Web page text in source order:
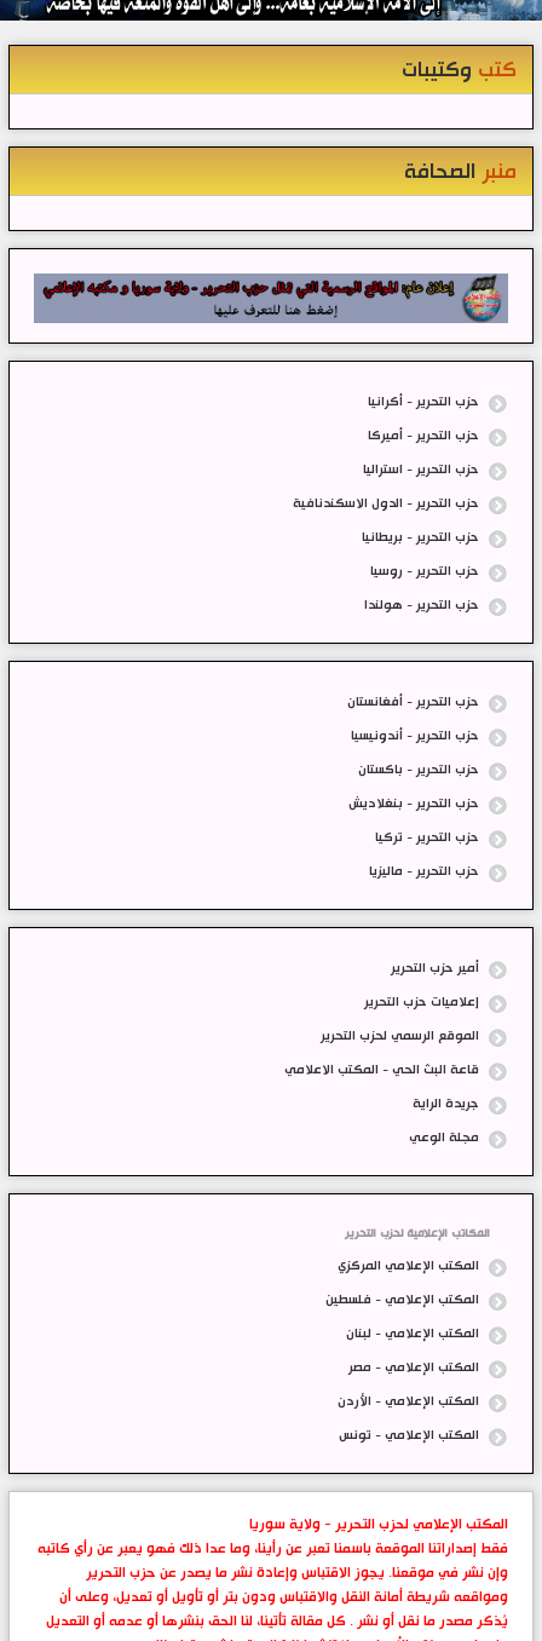
كتب وكتيبات
منبر الصحافة
حزب التحرير - أكرانيا
حزب التحرير - أميركا
حزب التحرير - استراليا
حزب التحرير - الدول الاسكندنافية
حزب التحرير - بريطانيا
حزب التحرير - روسيا
حزب التحرير - هولندا
حزب التحرير - أفغانستان
حزب التحرير - أندونيسيا
حزب التحرير - باكستان
حزب التحرير - بنغلاديش
حزب التحرير - تركيا
حزب التحرير - ماليزيا
أمير حزب التحرير
إعلاميات حزب التحرير
الموقع الرسمي لحزب التحرير
قاعة البث الحي - المكتب الاعلامي
جريدة الراية
مجلة الوعي
المكاتب الإعلامية لحزب التحرير
المكتب الإعلامي المركزي
المكتب الإعلامي - فلسطين
المكتب الإعلامي - لبنان
المكتب الإعلامي - مصر
المكتب الإعلامي - الأردن
المكتب الإعلامي - تونس
المكتب الإعلامي لحزب التحرير - ولاية سوريا
فقط إصداراتنا الموقعة باسمنا تعبر عن رأينا، وما عدا ذلك فهو يعبر عن رأي كاتبه
وإن نشر في موقعنا. يجوز الاقتباس وإعادة نشر ما يصدر عن حزب التحرير
ومواقعه شريطة أمانة النقل والاقتباس ودون بتر أو تأويل أو تعديل، وعلى أن
يُذكر مصدر ما نقل أو نشر . كل مقالة تأتينا، لنا الحق بنشرها أو عدمه أو التعديل